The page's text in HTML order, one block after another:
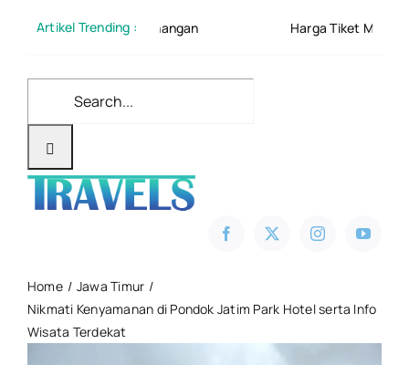
Artikel Trending :
Dan Ketenangan Harga Tiket Masuk Pantai
Home
Jawa Timur
Nikmati Kenyamanan di Pondok Jatim Park Hotel serta Info
Wisata Terdekat